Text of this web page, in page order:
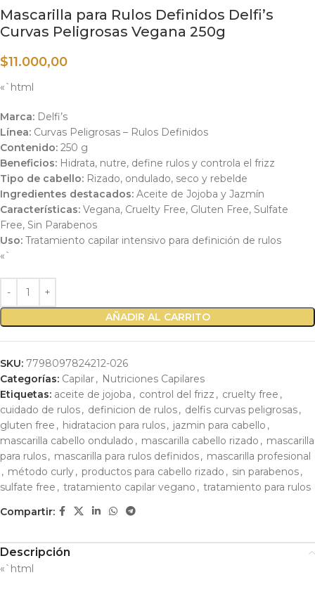
Mascarilla para Rulos Definidos Delfi’s
Curvas Peligrosas Vegana 250g
$11.000,00
«`html
Marca: Delfi’s
Línea: Curvas Peligrosas – Rulos Definidos
Contenido: 250 g
Beneficios: Hidrata, nutre, define rulos y controla el frizz
Tipo de cabello: Rizado, ondulado, seco y rebelde
Ingredientes destacados: Aceite de Jojoba y Jazmín
Características: Vegana, Cruelty Free, Gluten Free, Sulfate
Free, Sin Parabenos
Uso: Tratamiento capilar intensivo para definición de rulos
«`
AÑADIR AL CARRITO
SKU: 7798097824212-026
Categorías: Capilar, Nutriciones Capilares
Etiquetas: aceite de jojoba , control del frizz , cruelty free ,
cuidado de rulos, definicion de rulos, delfis curvas peligrosas,
gluten free , hidratacion para rulos, jazmin para cabello ,
mascarilla cabello ondulado , mascarilla cabello rizado , mascarilla
para rulos, mascarilla para rulos definidos, mascarilla profesional
, método curly, productos para cabello rizado , sin parabenos,
sulfate free , tratamiento capilar vegano , tratamiento para rulos
Compartir:
Descripción
«`html